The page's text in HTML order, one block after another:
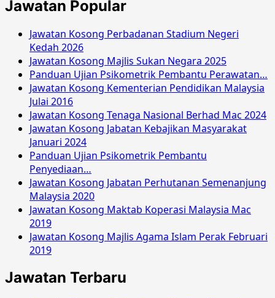
Jawatan Popular
Jawatan Kosong Perbadanan Stadium Negeri
Kedah 2026
Jawatan Kosong Majlis Sukan Negara 2025
Panduan Ujian Psikometrik Pembantu Perawatan…
Jawatan Kosong Kementerian Pendidikan Malaysia
Julai 2016
Jawatan Kosong Tenaga Nasional Berhad Mac 2024
Jawatan Kosong Jabatan Kebajikan Masyarakat
Januari 2024
Panduan Ujian Psikometrik Pembantu
Penyediaan…
Jawatan Kosong Jabatan Perhutanan Semenanjung
Malaysia 2020
Jawatan Kosong Maktab Koperasi Malaysia Mac
2019
Jawatan Kosong Majlis Agama Islam Perak Februari
2019
Jawatan Terbaru